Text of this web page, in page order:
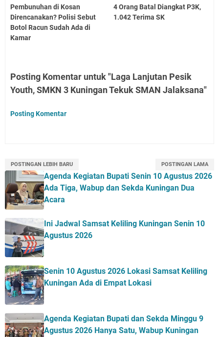
Pembunuhan di Kosan
Direncanakan? Polisi Sebut
Botol Racun Sudah Ada di
Kamar
4 Orang Batal Diangkat P3K,
1.042 Terima SK
Posting Komentar untuk "Laga Lanjutan Pesik
Youth, SMKN 3 Kuningan Tekuk SMAN Jalaksana"
Posting Komentar
POSTINGAN LEBIH BARU POSTINGAN LAMA
Agenda Kegiatan Bupati Senin 10 Agustus 2026
Ada Tiga, Wabup dan Sekda Kuningan Dua
Acara
Ini Jadwal Samsat Keliling Kuningan Senin 10
Agustus 2026
Senin 10 Agustus 2026 Lokasi Samsat Keliling
Kuningan Ada di Empat Lokasi
Agenda Kegiatan Bupati dan Sekda Minggu 9
Agustus 2026 Hanya Satu, Wabup Kuningan